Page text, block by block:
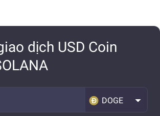
dịch USD Coin
DOGE